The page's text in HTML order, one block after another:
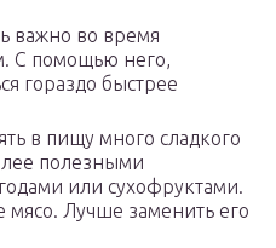
важно во время
С помощью него,
гораздо быстрее
в пищу много сладкого
полезными
или сухофруктами.
мясо. Лучше заменить его